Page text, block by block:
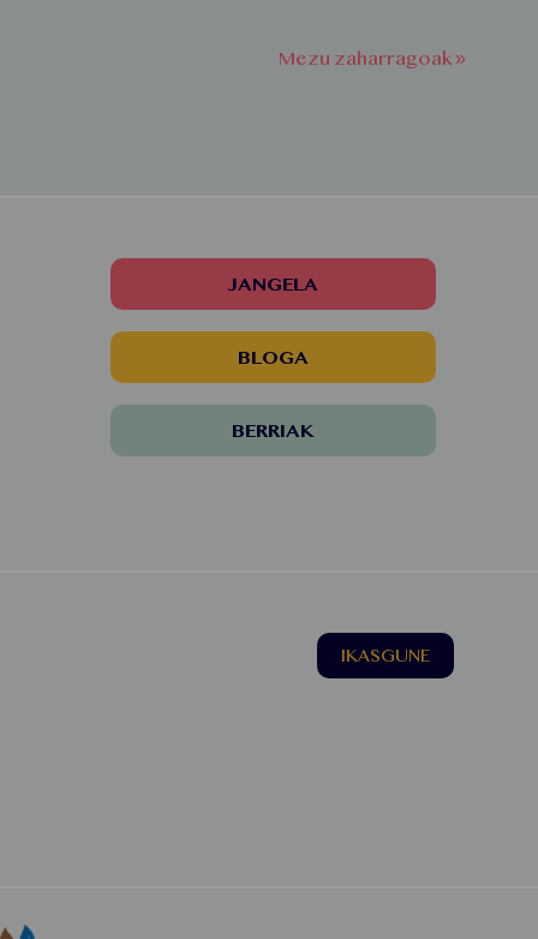
Mezu zaharragoak »
JANGELA
BLOGA
BERRIAK
IKASGUNE